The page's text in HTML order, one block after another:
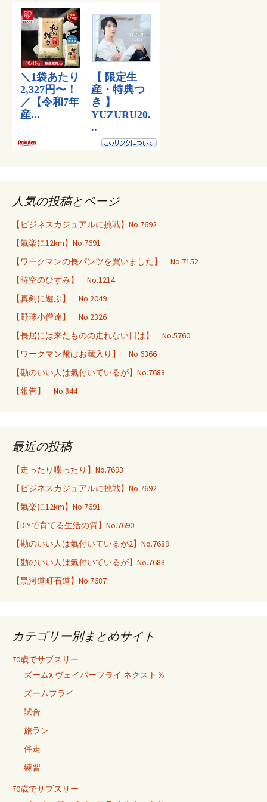
人気の投稿とページ
【ビジネスカジュアルに挑戦】No.7692
【氣楽に12km】No.7691
【ワークマンの長パンツを買いました】 No.7152
【時空のひずみ】 No.1214
【真剣に遊ぶ】 No.2049
【野球小僧達】 No.2326
【長居には来たものの走れない日は】 No.5760
【ワークマン靴はお蔵入り】 No.6366
【勘のいい人は氣付いているが】No.7688
【報告】 No.844
最近の投稿
【走ったり喋ったり】No.7693
【ビジネスカジュアルに挑戦】No.7692
【氣楽に12km】No.7691
【DIYで育てる生活の質】No.7690
【勘のいい人は氣付いているが2】No.7689
【勘のいい人は氣付いているが】No.7688
【黒河道町石道】No.7687
カテゴリー別まとめサイト
70歳でサブスリー
ズームX ヴェイパーフライ ネクスト％
ズームフライ
試合
旅ラン
伴走
練習
70歳でサブスリー